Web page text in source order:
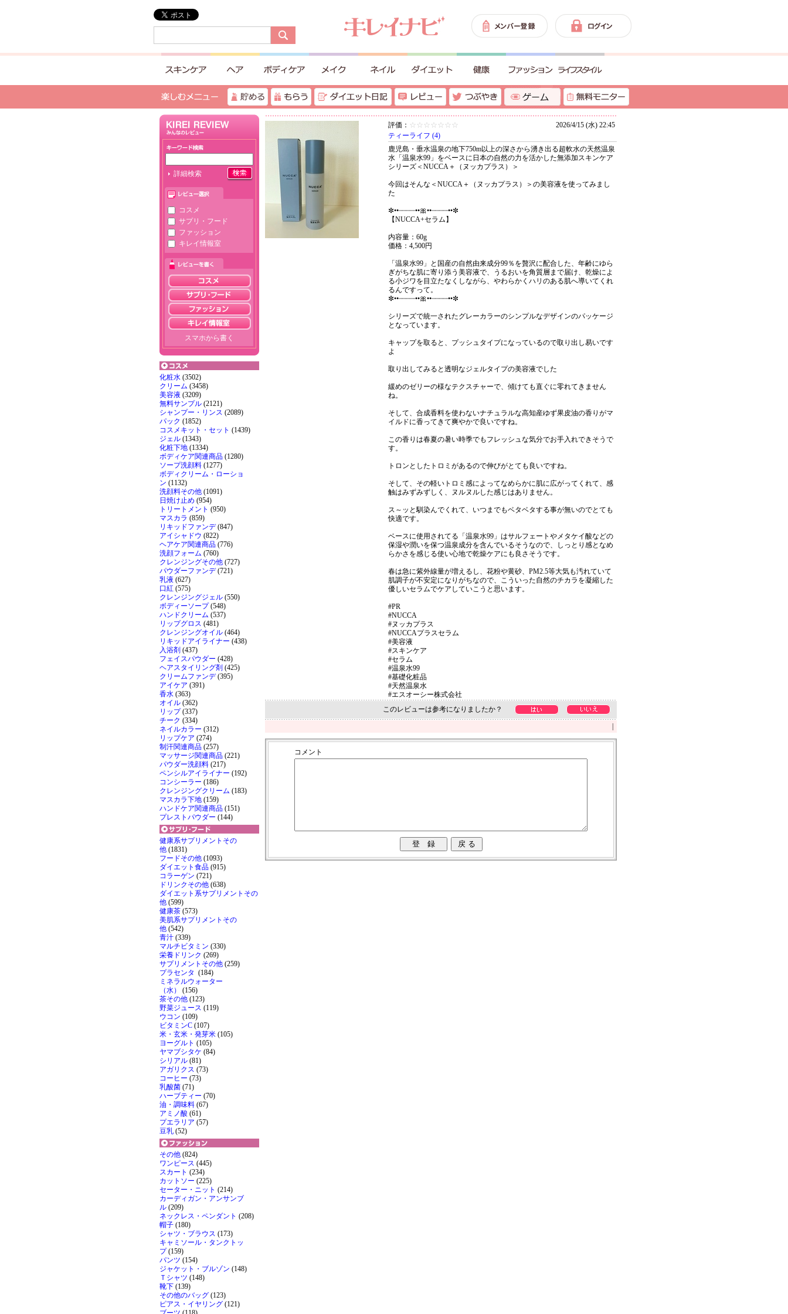
詳細検索
コスメ
サプリ・フード
ファッション
キレイ情報室
スマホから書く
化粧水 (3502)
クリーム (3458)
美容液 (3209)
無料サンプル (2121)
シャンプー・リンス (2089)
パック (1852)
コスメキット・セット (1439)
ジェル (1343)
化粧下地 (1334)
ボディケア関連商品 (1280)
ソープ洗顔料 (1277)
ボディクリーム・ローショ
ン (1132)
洗顔料その他 (1091)
日焼け止め (954)
トリートメント (950)
マスカラ (859)
リキッドファンデ(847)
アイシャドウ (822)
ヘアケア関連商品 (776)
洗顔フォーム (760)
クレンジングその他 (727)
パウダーファンデ(721)
乳液 (627)
口紅 (575)
クレンジングジェル (550)
ボディーソープ(548)
ハンドクリーム (537)
リップグロス (481)
クレンジングオイル (464)
リキッドアイライナー (438)
入浴剤 (437)
フェイスパウダー (428)
ヘアスタイリング剤 (425)
クリームファンデ(395)
アイケア (391)
香水 (363)
オイル (362)
リップ(337)
チーク (334)
ネイルカラー (312)
リップケア (274)
制汗関連商品 (257)
マッサージ関連商品 (221)
パウダー洗顔料 (217)
ペンシルアイライナー (192)
コンシーラー (186)
クレンジングクリーム (183)
マスカラ下地 (159)
ハンドケア関連商品 (151)
プレストパウダー (144)
健康系サプリメントその
他 (1831)
フードその他 (1093)
ダイエット食品 (915)
コラーゲン (721)
ドリンクその他 (638)
ダイエット系サプリメントその
他 (599)
健康茶 (573)
美肌系サプリメントその
他 (542)
青汁 (339)
マルチビタミン (330)
栄養ドリンク (269)
サプリメントその他 (259)
プラセンタ (184)
ミネラルウォーター
（水）
(156)
茶その他 (123)
野菜ジュース (119)
ウコン (109)
ビタミンC (107)
米・玄米・発芽米 (105)
ヨーグルト (105)
ヤマブシタケ (84)
シリアル (81)
アガリクス (73)
コーヒー (73)
乳酸菌 (71)
ハーブティー (70)
油・調味料 (67)
アミノ酸 (61)
プエラリア (57)
豆乳 (52)
その他 (824)
ワンピース (445)
スカート (234)
カットソー (225)
セーター・ニット (214)
カーディガン・アンサンブ
ル (209)
ネックレス・ペンダント (208)
帽子 (180)
シャツ・ブラウス (173)
キャミソール・タンクトッ
プ(159)
パンツ (154)
ジャケット・ブルゾン (148)
Ｔシャツ (148)
靴下 (139)
その他のバッグ (123)
ピアス・イヤリング (121)
評価： ☆☆☆☆☆☆☆
2026/4/15 (水) 22:45
ティーライフ (4)
鹿児島・垂水温泉の地下750m以上の深さから湧き出る超軟水の天然温泉
水「温泉水99」をベースに日本の自然の力を活かした無添加スキンケア
シリーズ＜NUCCA＋（ヌッカプラス）＞
今回はそんな＜NUCCA＋（ヌッカプラス）＞の美容液を使ってみまし
た
✼••┈┈┈┈••🎀••┈┈┈┈••✼
【NUCCA+セラム】
内容量：60g
価格：4,500円
「温泉水99」と国産の自然由来成分99％を贅沢に配合した、年齢にゆら
ぎがちな肌に寄り添う美容液で、うるおいを角質層まで届け、乾燥によ
る小ジワを目立たなくしながら、やわらかくハリのある肌へ導いてくれ
るんですって。
✼••┈┈┈┈••🎀••┈┈┈┈••✼
シリーズで統一されたグレーカラーのシンプルなデザインのパッケージ
となっています。
キャップを取ると、プッシュタイプになっているので取り出し易いです
よ
取り出してみると透明なジェルタイプの美容液でした
緩めのゼリーの様なテクスチャーで、傾けても直ぐに零れてきません
ね。
そして、合成香料を使わないナチュラルな高知産ゆず果皮油の香りがマ
イルドに香ってきて爽やかで良いですね。
この香りは春夏の暑い時季でもフレッシュな気分でお手入れできそうで
す。
トロンとしたトロミがあるので伸びがとても良いですね。
そして、その軽いトロミ感によってなめらかに肌に広がってくれて、感
触はみずみずしく、ヌルヌルした感じはありません。
ス～ッと馴染んでくれて、いつまでもベタベタする事が無いのでとても
快適です。
ベースに使用されてる「温泉水99」はサルフェートやメタケイ酸などの
保湿や潤いを保つ温泉成分を含んでいるそうなので、しっとり感となめ
らかさを感じる使い心地で乾燥ケアにも良さそうです。
春は急に紫外線量が増えるし、花粉や黄砂、PM2.5等大気も汚れていて
肌調子が不安定になりがちなので、こういった自然のチカラを凝縮した
優しいセラムでケアしていこうと思います。
#PR
#NUCCA
#ヌッカプラス
#NUCCAプラスセラム
#美容液
#スキンケア
#セラム
#温泉水99
#基礎化粧品
#天然温泉水
#エスオーシー株式会社
このレビューは参考になりましたか？
コメント